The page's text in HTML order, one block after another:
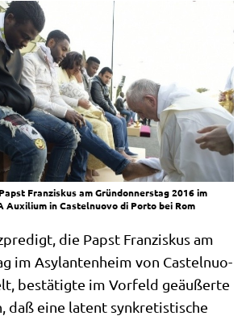
Franziskus am Gründonnerstag 2016 im
Auxilium in Castelnuovo di Porto bei Rom
die Papst Fran­zis­kus am
im Asy­lan­ten­heim von Castel­nuo­
bestä­tig­te im Vor­feld geäu­ßer­te
daß eine latent syn­kre­ti­sti­sche